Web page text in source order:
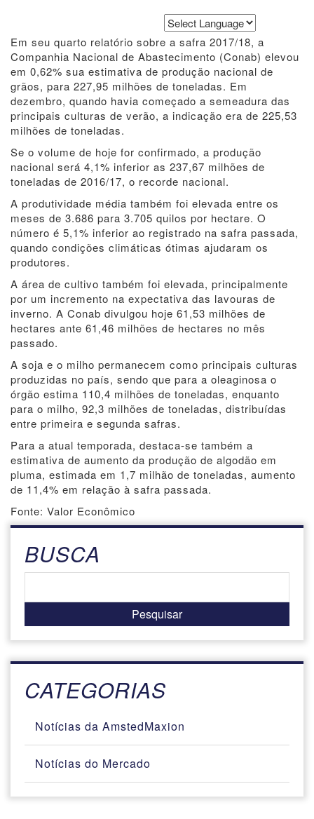
Powered by Translate
Em seu quarto relatório sobre a safra 2017/18, a
Companhia Nacional de Abastecimento (Conab) elevou
em 0,62% sua estimativa de produção nacional de
grãos, para 227,95 milhões de toneladas. Em
dezembro, quando havia começado a semeadura das
principais culturas de verão, a indicação era de 225,53
milhões de toneladas.
Se o volume de hoje for confirmado, a produção
nacional será 4,1% inferior as 237,67 milhões de
toneladas de 2016/17, o recorde nacional.
A produtividade média também foi elevada entre os
meses de 3.686 para 3.705 quilos por hectare. O
número é 5,1% inferior ao registrado na safra passada,
quando condições climáticas ótimas ajudaram os
produtores.
A área de cultivo também foi elevada, principalmente
por um incremento na expectativa das lavouras de
inverno. A Conab divulgou hoje 61,53 milhões de
hectares ante 61,46 milhões de hectares no mês
passado.
A soja e o milho permanecem como principais culturas
produzidas no país, sendo que para a oleaginosa o
órgão estima 110,4 milhões de toneladas, enquanto
para o milho, 92,3 milhões de toneladas, distribuídas
entre primeira e segunda safras.
Para a atual temporada, destaca-se também a
estimativa de aumento da produção de algodão em
pluma, estimada em 1,7 milhão de toneladas, aumento
de 11,4% em relação à safra passada.
Fonte: Valor Econômico
BUSCA
CATEGORIAS
Notícias da AmstedMaxion
Notícias do Mercado